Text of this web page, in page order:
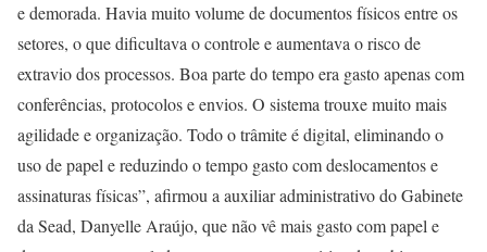
e demorada. Havia muito volume de documentos físicos entre os
setores, o que dificultava o controle e aumentava o risco de
extravio dos processos. Boa parte do tempo era gasto apenas com
conferências, protocolos e envios. O sistema trouxe muito mais
agilidade e organização. Todo o trâmite é digital, eliminando o
uso de papel e reduzindo o tempo gasto com deslocamentos e
assinaturas físicas”, afirmou a auxiliar administrativo do Gabinete
da Sead, Danyelle Araújo, que não vê mais gasto com papel e